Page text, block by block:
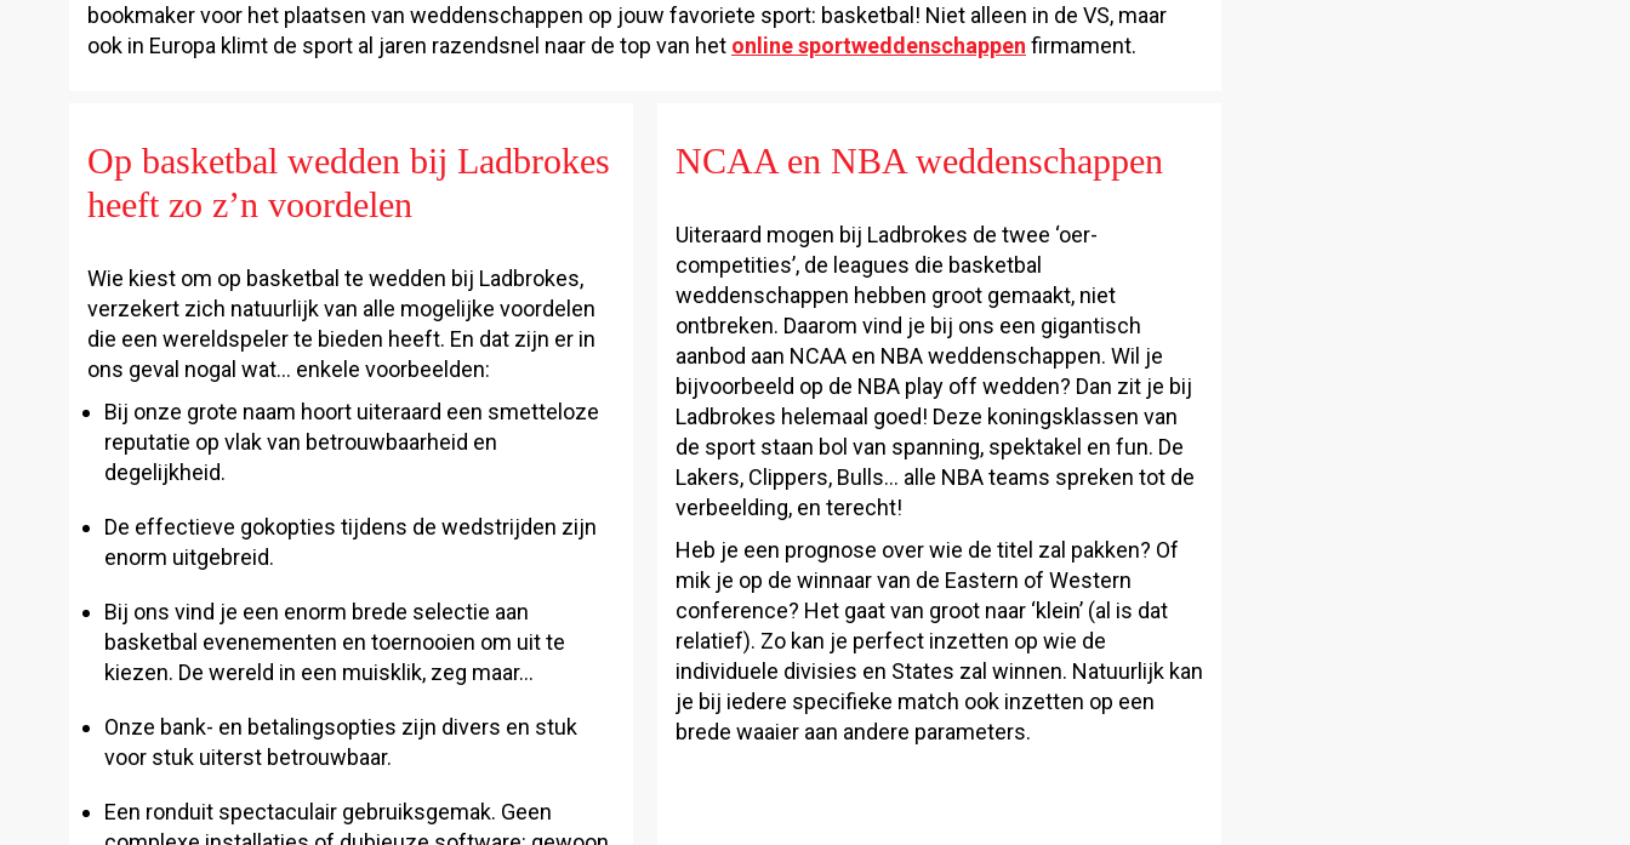
bookmaker voor het plaatsen van weddenschappen op jouw favoriete sport: basketbal! Niet alleen in de VS, maar
ook in Europa klimt de sport al jaren razendsnel naar de top van het online sportweddenschappen firmament.
Op basketbal wedden bij Ladbrokes
heeft zo z’n voordelen
Wie kiest om op basketbal te wedden bij Ladbrokes,
verzekert zich natuurlijk van alle mogelijke voordelen
die een wereldspeler te bieden heeft. En dat zijn er in
ons geval nogal wat… enkele voorbeelden:
Bij onze grote naam hoort uiteraard een smetteloze
reputatie op vlak van betrouwbaarheid en
degelijkheid.
De effectieve gokopties tijdens de wedstrijden zijn
enorm uitgebreid.
Bij ons vind je een enorm brede selectie aan
basketbal evenementen en toernooien om uit te
kiezen. De wereld in een muisklik, zeg maar…
Onze bank- en betalingsopties zijn divers en stuk
voor stuk uiterst betrouwbaar.
Een ronduit spectaculair gebruiksgemak. Geen
NCAA en NBA weddenschappen
Uiteraard mogen bij Ladbrokes de twee ‘oer-
competities’, de leagues die basketbal
weddenschappen hebben groot gemaakt, niet
ontbreken. Daarom vind je bij ons een gigantisch
aanbod aan NCAA en NBA weddenschappen. Wil je
bijvoorbeeld op de NBA play off wedden? Dan zit je bij
Ladbrokes helemaal goed! Deze koningsklassen van
de sport staan bol van spanning, spektakel en fun. De
Lakers, Clippers, Bulls… alle NBA teams spreken tot de
verbeelding, en terecht!
Heb je een prognose over wie de titel zal pakken? Of
mik je op de winnaar van de Eastern of Western
conference? Het gaat van groot naar ‘klein’ (al is dat
relatief). Zo kan je perfect inzetten op wie de
individuele divisies en States zal winnen. Natuurlijk kan
je bij iedere specifieke match ook inzetten op een
brede waaier aan andere parameters.